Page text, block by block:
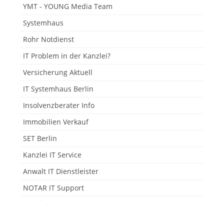
YMT - YOUNG Media Team
Systemhaus
Rohr Notdienst
IT Problem in der Kanzlei?
Versicherung Aktuell
IT Systemhaus Berlin
Insolvenzberater Info
Immobilien Verkauf
SET Berlin
Kanzlei IT Service
Anwalt IT Dienstleister
NOTAR IT Support